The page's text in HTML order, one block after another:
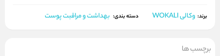
برند: وکالی WOKALI دسته بندی: بهداشت و مراقبت پوست
برچسب ها